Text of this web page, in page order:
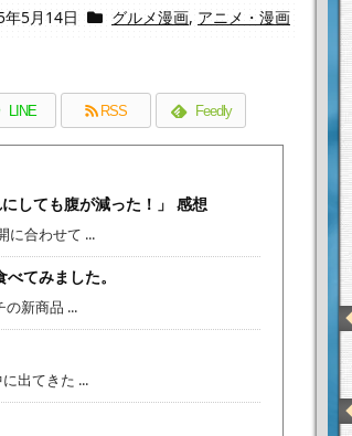
年5月14日 グルメ漫画, アニメ・漫画
LINE RSS Feedly
しても腹が減った！」 感想
に合わせて ...
てみました。
新商品 ...
出てきた ...